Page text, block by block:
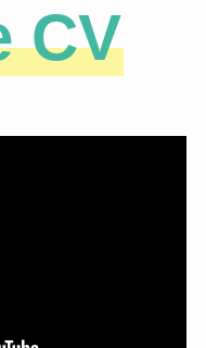
CV